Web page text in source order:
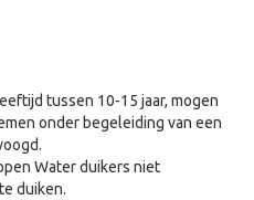
tussen 10-15 jaar, mogen
onder begeleiding van een
Water duikers niet
duiken.